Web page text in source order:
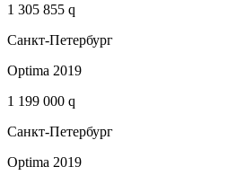
1 305 855 q
Санкт-Петербург
Optima 2019
1 199 000 q
Санкт-Петербург
Optima 2019